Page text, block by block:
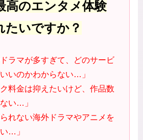
高のエンタメ体験
たいですか？
ドラマが多すぎて、どのサービ
いのかわからない…」
ク料金は抑えたいけど、作品数
い…」
られない海外ドラマやアニメを
…」